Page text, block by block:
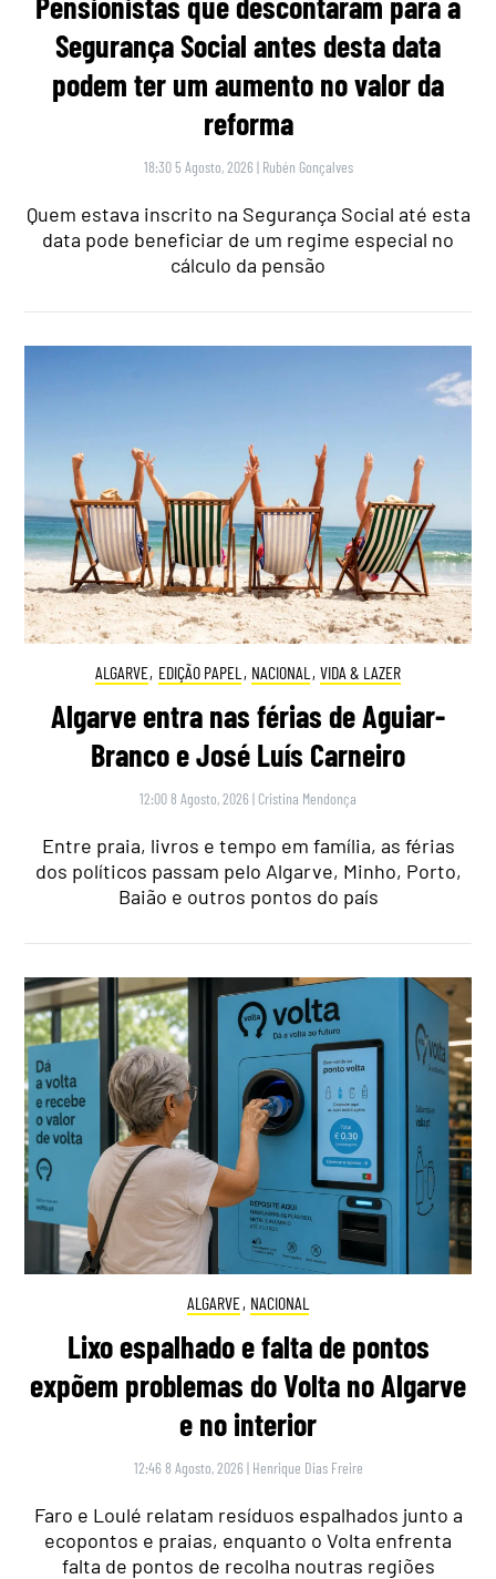
Segurança Social antes desta data
podem ter um aumento no valor da
reforma
18:30 5 Agosto, 2026 | Rubén Gonçalves
Quem estava inscrito na Segurança Social até esta
data pode beneficiar de um regime especial no
cálculo da pensão
ALGARVE, EDIÇÃO PAPEL , NACIONAL , VIDA & LAZER
Algarve entra nas férias de Aguiar-
Branco e José Luís Carneiro
12:00 8 Agosto, 2026 | Cristina Mendonça
Entre praia, livros e tempo em família, as férias
dos políticos passam pelo Algarve, Minho, Porto,
Baião e outros pontos do país
ALGARVE, NACIONAL
Lixo espalhado e falta de pontos
expõem problemas do Volta no Algarve
e no interior
12:46 8 Agosto, 2026 | Henrique Dias Freire
Faro e Loulé relatam resíduos espalhados junto a
ecopontos e praias, enquanto o Volta enfrenta
falta de pontos de recolha noutras regiões